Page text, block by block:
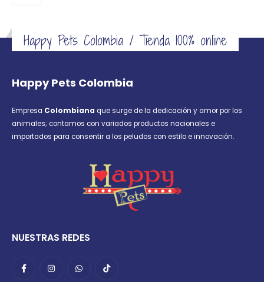
Happy Pets Colombia / Tienda 100% online
Happy Pets Colombia
Empresa Colombiana que surge de la dedicación y amor por los
animales; contamos con variados productos nacionales e
importados para consentir a los peludos con estilo e innovación.
NUESTRAS REDES